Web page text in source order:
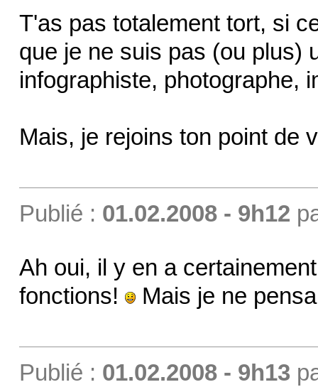
T'as pas totalement tort, si
que je ne suis pas (ou plus)
infographiste, photographe,
Mais, je rejoins ton point de
Publié : 01.02.2008 - 9h12
Ah oui, il y en a
fonctions!
Mais je ne
Publié : 01.02.2008 - 9h13